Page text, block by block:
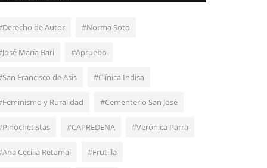
de Autor #Norma Soto
María Bari #Apruebo
Francisco de Asís #Clínica Indisa
y Ruralidad #Cementerio San José
#CAPREDENA #Verónica Parra
Cecilia Retamal #Frutilla